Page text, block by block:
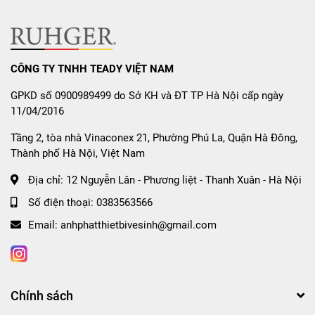
⏱️Hẹn giờ linh hoạt từng vùng
gian nấu nướng.
5. Thông số kỹ thuật Bếp từ
Canzy CZ-PUD66MS8E
Thông số
Chi tiết
Model
Canzy CZ-PUD66MS8E
Mặt kính
ELCD Platinum Ceramic, chống xước, viền
nhôm 4 cạnh
Công suất bếp
trái
phải
CÔNG TY TNHH TEADY VIỆT NAM
GPKD số 0900989499 do Sở KH và ĐT TP Hà Nội cấp ngày
11/04/2016
Tầng 2, tòa nhà Vinaconex 21, Phường Phú La, Quận Hà Đông,
Thành phố Hà Nội, Việt Nam
Địa chỉ: 12 Nguyễn Lân - Phương liệt - Thanh Xuân - Hà Nội
Số điện thoại: 0383563566
Email: anhphatthietbivesinh@gmail.com
Chính sách